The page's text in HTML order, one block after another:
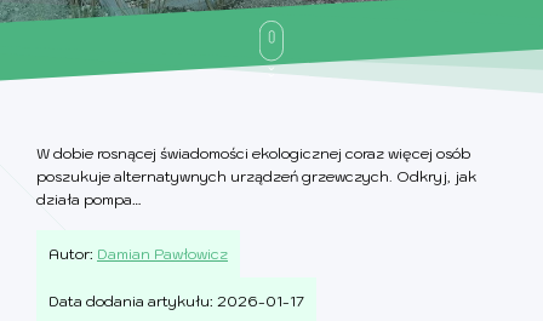
W dobie rosnącej świadomości ekologicznej coraz więcej osób
poszukuje alternatywnych urządzeń grzewczych. Odkryj, jak
działa pompa…
Autor: Damian Pawłowicz
Data dodania artykułu: 2026-01-17